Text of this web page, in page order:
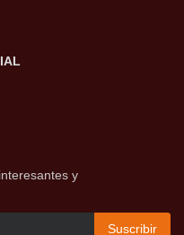
y
Suscribir